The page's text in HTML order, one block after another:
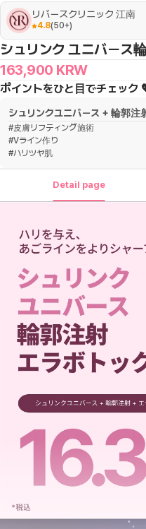
リバースクリニック 江南
4.8(50+)
シュリンク ユニバース
163,900 KRW
ポイントをひと目でチェック
シュリンクユニバース + 輪郭注
#皮膚リフティング施術
#Vライン作り
#ハリツヤ肌
Detail page